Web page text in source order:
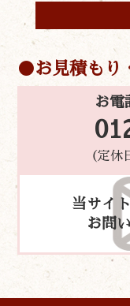
お見積もり
お電
（定
当サイ
お問